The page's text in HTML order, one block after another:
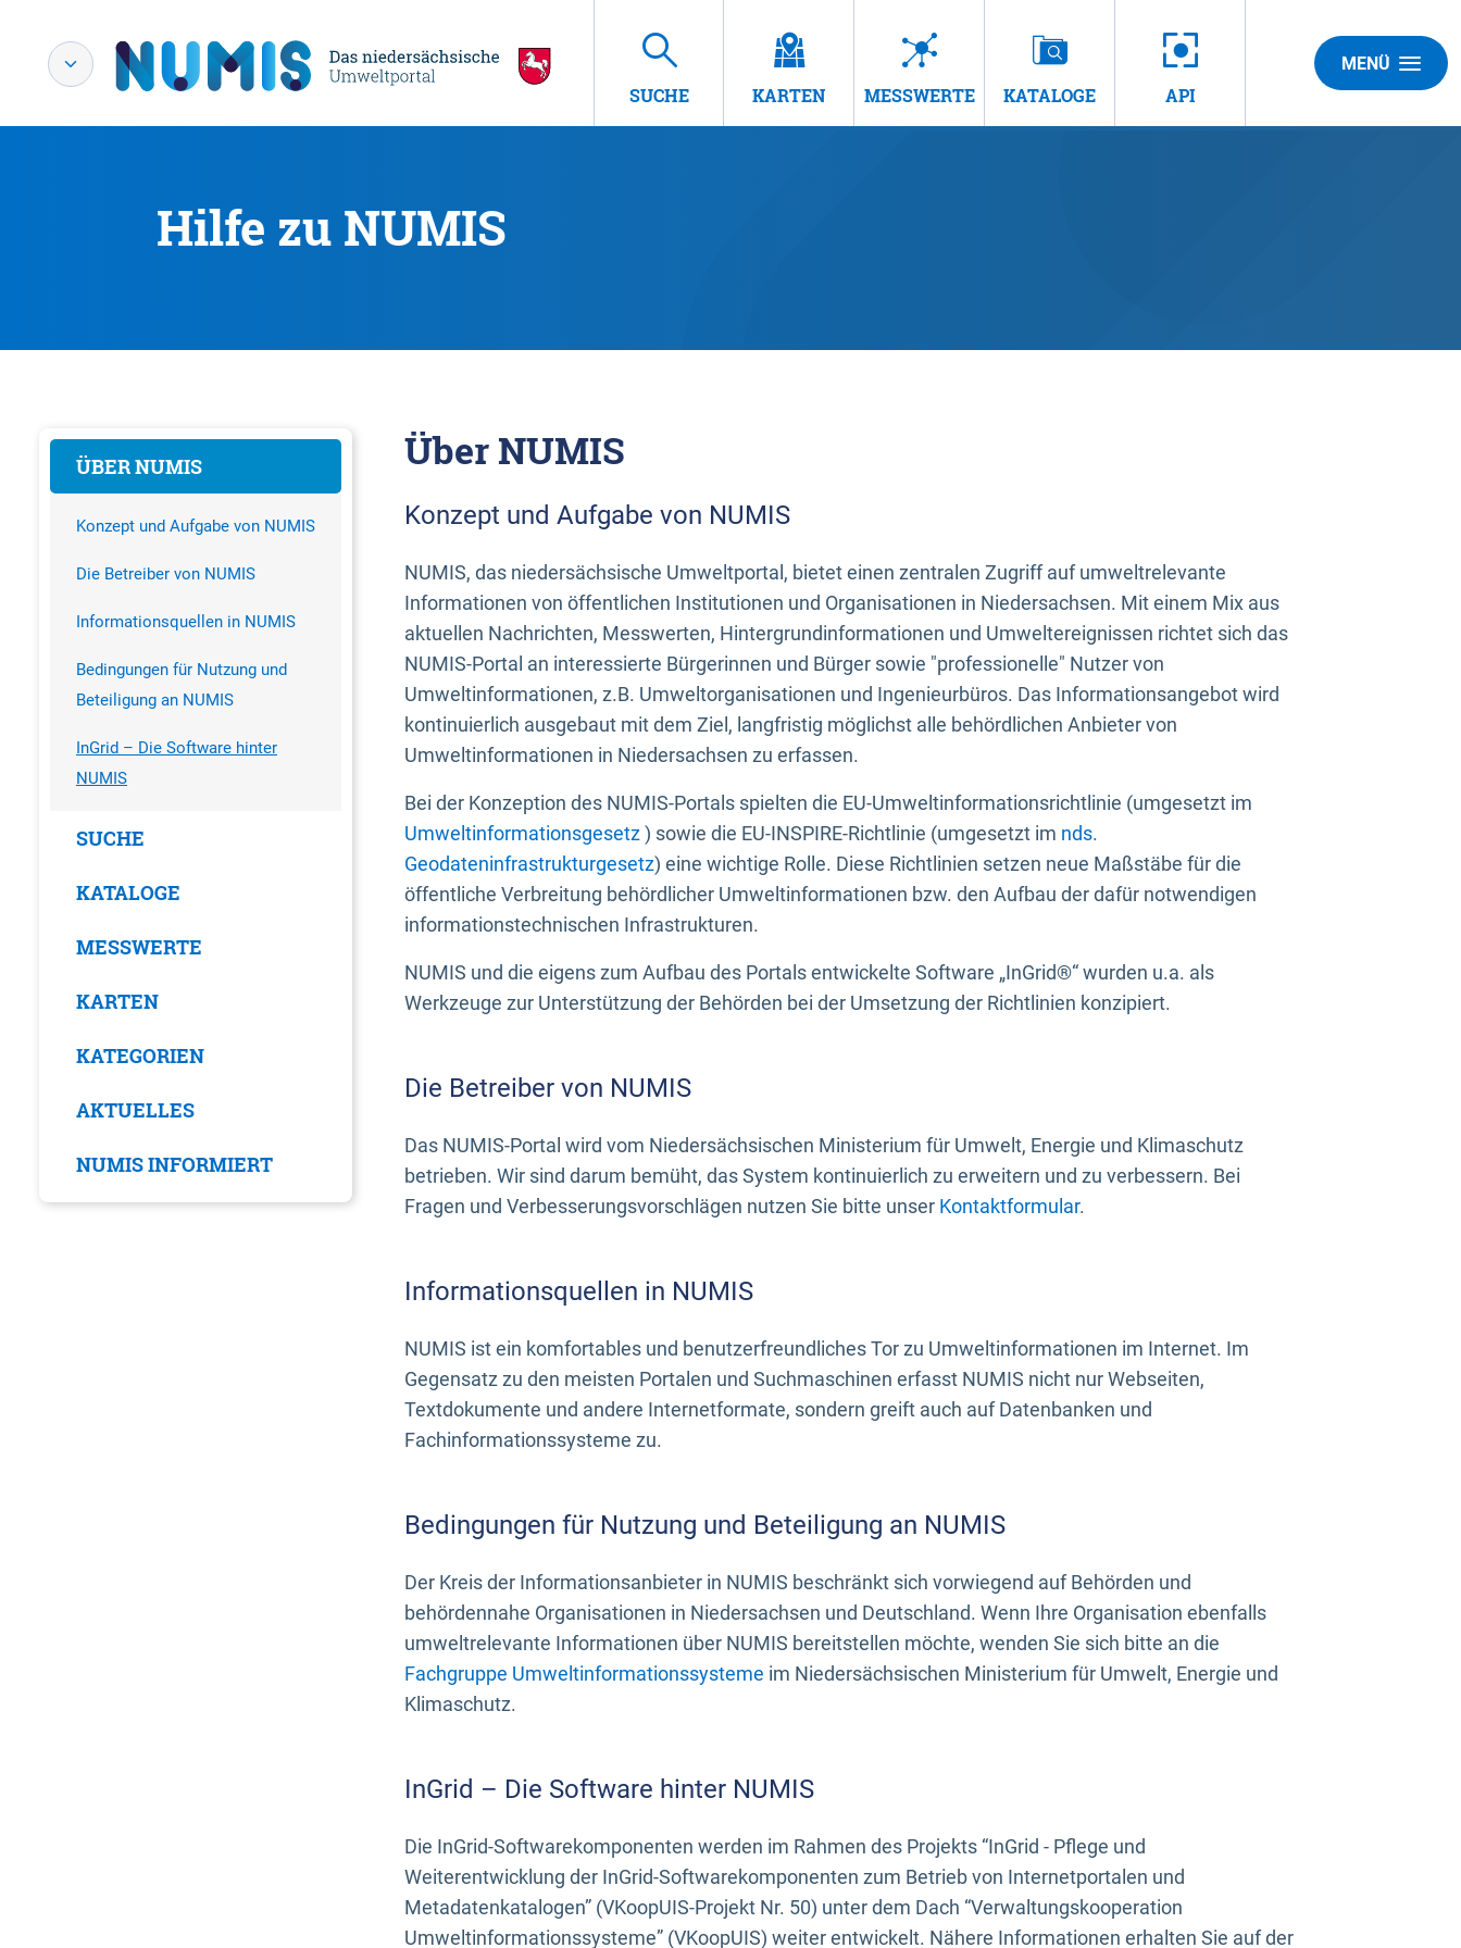
SUCHE KARTEN MESSWERTE KATALOGE API
MENÜ
Hilfe zu NUMIS
ÜBER NUMIS
Konzept und Aufgabe von NUMIS
Die Betreiber von NUMIS
Informationsquellen in NUMIS
Bedingungen für Nutzung und
Beteiligung an NUMIS
InGrid – Die Software hinter
NUMIS
SUCHE
KATALOGE
MESSWERTE
KARTEN
KATEGORIEN
AKTUELLES
NUMIS INFORMIERT
Über NUMIS
Konzept und Aufgabe von NUMIS
NUMIS, das niedersächsische Umweltportal, bietet einen zentralen Zugriff auf umweltrelevante
Informationen von öffentlichen Institutionen und Organisationen in Niedersachsen. Mit einem Mix aus
aktuellen Nachrichten, Messwerten, Hintergrundinformationen und Umweltereignissen richtet sich das
NUMIS-Portal an interessierte Bürgerinnen und Bürger sowie "professionelle" Nutzer von
Umweltinformationen, z.B. Umweltorganisationen und Ingenieurbüros. Das Informationsangebot wird
kontinuierlich ausgebaut mit dem Ziel, langfristig möglichst alle behördlichen Anbieter von
Umweltinformationen in Niedersachsen zu erfassen.
Bei der Konzeption des NUMIS-Portals spielten die EU-Umweltinformationsrichtlinie (umgesetzt im
Umweltinformationsgesetz) sowie die EU-INSPIRE-Richtlinie (umgesetzt im nds.
Geodateninfrastrukturgesetz) eine wichtige Rolle. Diese Richtlinien setzen neue Maßstäbe für die
öffentliche Verbreitung behördlicher Umweltinformationen bzw. den Aufbau der dafür notwendigen
informationstechnischen Infrastrukturen.
NUMIS und die eigens zum Aufbau des Portals entwickelte Software „InGrid®“ wurden u.a. als
Werkzeuge zur Unterstützung der Behörden bei der Umsetzung der Richtlinien konzipiert.
Die Betreiber von NUMIS
Das NUMIS-Portal wird vom Niedersächsischen Ministerium für Umwelt, Energie und Klimaschutz
betrieben. Wir sind darum bemüht, das System kontinuierlich zu erweitern und zu verbessern. Bei
Fragen und Verbesserungsvorschlägen nutzen Sie bitte unser Kontaktformular.
Informationsquellen in NUMIS
NUMIS ist ein komfortables und benutzerfreundliches Tor zu Umweltinformationen im Internet. Im
Gegensatz zu den meisten Portalen und Suchmaschinen erfasst NUMIS nicht nur Webseiten,
Textdokumente und andere Internetformate, sondern greift auch auf Datenbanken und
Fachinformationssysteme zu.
Bedingungen für Nutzung und Beteiligung an NUMIS
Der Kreis der Informationsanbieter in NUMIS beschränkt sich vorwiegend auf Behörden und
behördennahe Organisationen in Niedersachsen und Deutschland. Wenn Ihre Organisation ebenfalls
umweltrelevante Informationen über NUMIS bereitstellen möchte, wenden Sie sich bitte an die
Fachgruppe Umweltinformationssysteme im Niedersächsischen Ministerium für Umwelt, Energie und
Klimaschutz.
InGrid – Die Software hinter NUMIS
Die InGrid-Softwarekomponenten werden im Rahmen des Projekts “InGrid - Pflege und
Weiterentwicklung der InGrid-Softwarekomponenten zum Betrieb von Internetportalen und
Metadatenkatalogen” (VKoopUIS-Projekt Nr. 50) unter dem Dach “Verwaltungskooperation
Umweltinformationssysteme” (VKoopUIS) weiter entwickelt. Nähere Informationen erhalten Sie auf der